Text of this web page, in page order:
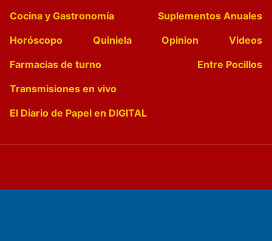
Cocina y Gastronomía
Suplementos Anuales
Horóscopo
Quiniela Opinion
Videos
Farmacias de turno
Entre Pocillos
Transmisiones en vivo
El Diario de Papel en DIGITAL